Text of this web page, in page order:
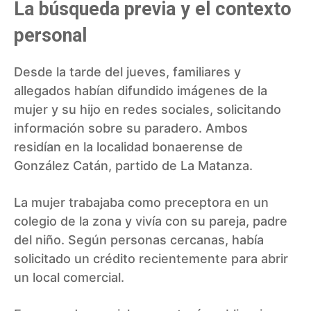
La búsqueda previa y el contexto
personal
Desde la tarde del jueves, familiares y
allegados habían difundido imágenes de la
mujer y su hijo en redes sociales, solicitando
información sobre su paradero. Ambos
residían en la localidad bonaerense de
González Catán, partido de La Matanza.
La mujer trabajaba como preceptora en un
colegio de la zona y vivía con su pareja, padre
del niño. Según personas cercanas, había
solicitado un crédito recientemente para abrir
un local comercial.